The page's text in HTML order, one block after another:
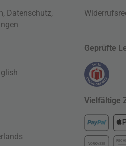
, Datenschutz,
Geprüfte
Vielfältige
VORKASSE